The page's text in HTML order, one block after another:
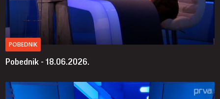
POBEDNIK
Pobednik - 18.06.2026.